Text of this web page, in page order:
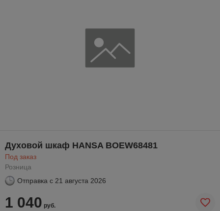
Духовой шкаф HANSA BOEW68481
Под заказ
Розница
Отправка с 21 августа 2026
1 040 руб.